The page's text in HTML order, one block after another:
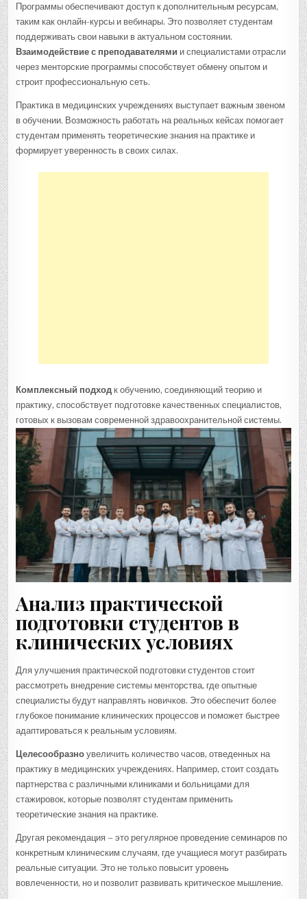
Программы обеспечивают доступ к дополнительным ресурсам,
таким как онлайн-курсы и вебинары. Это позволяет студентам
поддерживать свои навыки в актуальном состоянии.
Взаимодействие с преподавателями и специалистами отрасли
через менторские программы способствует обмену опытом и
строит профессиональную сеть.
Практика в медицинских учреждениях выступает важным звеном
в обучении. Возможность работать на реальных кейсах помогает
студентам применять теоретические знания на практике и
формирует уверенность в своих силах.
Комплексный подход к обучению, соединяющий теорию и
практику, способствует подготовке качественных специалистов,
готовых к вызовам современной здравоохранительной системы.
Анализ практической
подготовки студентов в
клинических условиях
Для улучшения практической подготовки студентов стоит
рассмотреть внедрение системы менторства, где опытные
специалисты будут направлять новичков. Это обеспечит более
глубокое понимание клинических процессов и поможет быстрее
адаптироваться к реальным условиям.
Целесообразно увеличить количество часов, отведенных на
практику в медицинских учреждениях. Например, стоит создать
партнерства с различными клиниками и больницами для
стажировок, которые позволят студентам применить
теоретические знания на практике.
Другая рекомендация – это регулярное проведение семинаров по
конкретным клиническим случаям, где учащиеся могут разбирать
реальные ситуации. Это не только повысит уровень
вовлеченности, но и позволит развивать критическое мышление.